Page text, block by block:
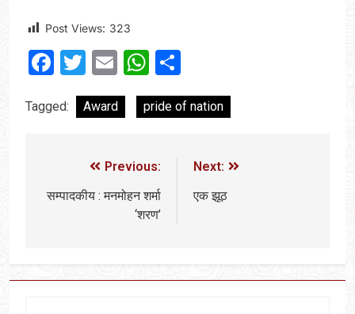
Post Views: 323
Facebook
Twitter
EmailWhatsApp
Tagged: Award pride of nation
Previous:
सम्पादकीय : मनमोहन शर्मा
‘शरण’
Next:
एक झूठ